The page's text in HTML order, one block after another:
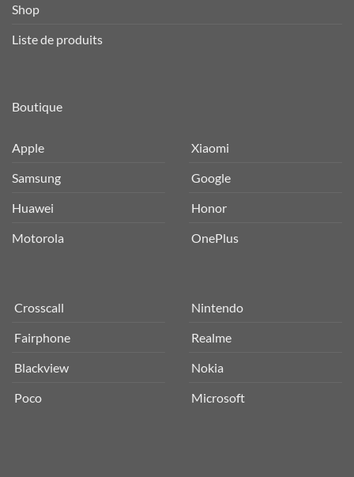
Shop
Liste de produits
Boutique
Apple
Samsung
Huawei
Motorola
Xiaomi
Google
Honor
OnePlus
Crosscall
Fairphone
Blackview
Poco
Nintendo
Realme
Nokia
Microsoft